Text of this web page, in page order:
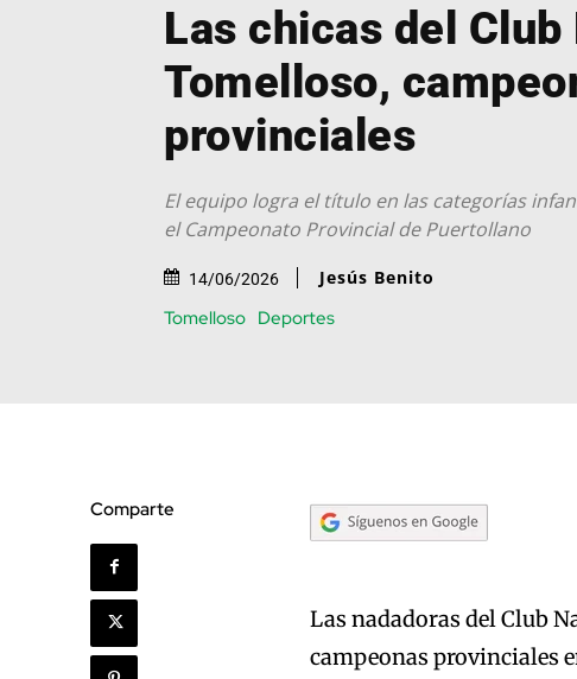
Las chicas del
Tomelloso,
provinciales
El equipo logra el título en las categorías
el Campeonato Provincial de Puertollano
14/06/2026 Jesús Benito
Tomelloso Deportes
Comparte
Las nadadoras del Club
campeonas provinciales